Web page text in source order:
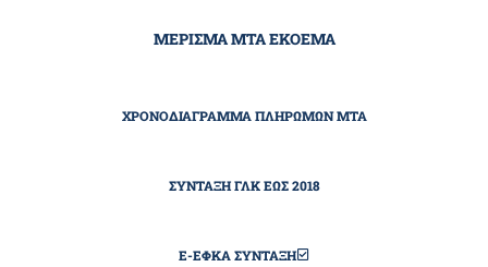
ΜΕΡΙΣΜΑ ΜΤΑ ΕΚΟΕΜΑ
ΧΡΟΝΟΔΙΆΓΡΑΜΜΑ ΠΛΗΡΩΜΏΝ ΜΤΑ
ΣΎΝΤΑΞΗ ΓΛΚ ΕΩΣ 2018
E-ΕΦΚΑ ΣΎΝΤΑΞΗ